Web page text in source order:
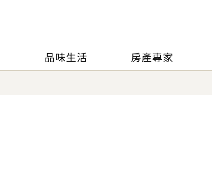
品味生活 房產專家